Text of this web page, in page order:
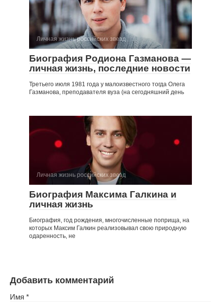
Личная жизнь российских звезд
Биография Родиона Газманова —
личная жизнь, последние новости
Третьего июля 1981 года у малоизвестного тогда Олега
Газманова, преподавателя вуза (на сегодняшний день
Личная жизнь российских звезд
Биография Максима Галкина и
личная жизнь
Биография, год рождения, многочисленные поприща, на
которых Максим Галкин реализовывал свою природную
одаренность, не
Добавить комментарий
Имя *